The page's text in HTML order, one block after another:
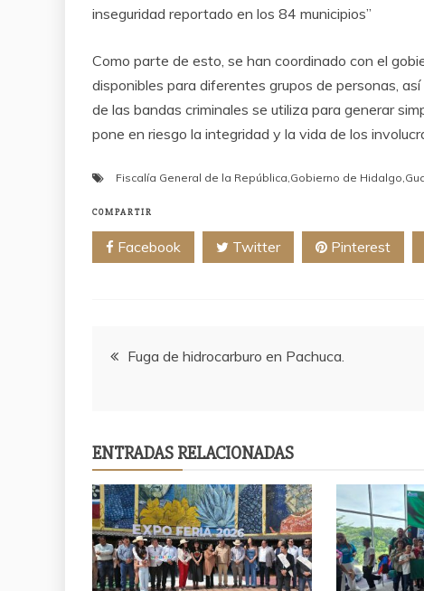
inseguridad reportado en los 84 municipios”
Como parte de esto, se han coordinado con el
disponibles para diferentes grupos de personas,
de las bandas criminales se utiliza para generar
pone en riesgo la integridad y la vida de los
Fiscalía General de la República,Gobierno de Hidalgo,
COMPARTIR
Facebook Twitter Pinterest
Navegación
entradas
Fuga de hidrocarburo en Pachuca.
ENTRADAS RELACIONADAS